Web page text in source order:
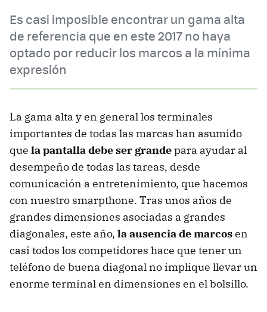
Es casi imposible encontrar un gama alta
de referencia que en este 2017 no haya
optado por reducir los marcos a la mínima
expresión
La gama alta y en general los terminales
importantes de todas las marcas han asumido
que la pantalla debe ser grandepara ayudar al
desempeño de todas las tareas, desde
comunicación a entretenimiento, que hacemos
con nuestro smarpthone. Tras unos años de
grandes dimensiones asociadas a grandes
diagonales, este año, la ausencia de marcosen
casi todos los competidores hace que tener un
teléfono de buena diagonal no implique llevar un
enorme terminal en dimensiones en el bolsillo.